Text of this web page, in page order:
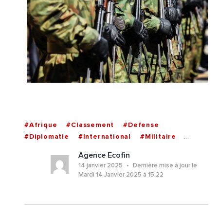
#Afrique #Classement
#Defense
#Diplomatie
#International
#Militaire
Agence Ecofin
14 janvier 2025
Dernière mise à jour le
Mardi 14 Janvier 2025 à 15:22